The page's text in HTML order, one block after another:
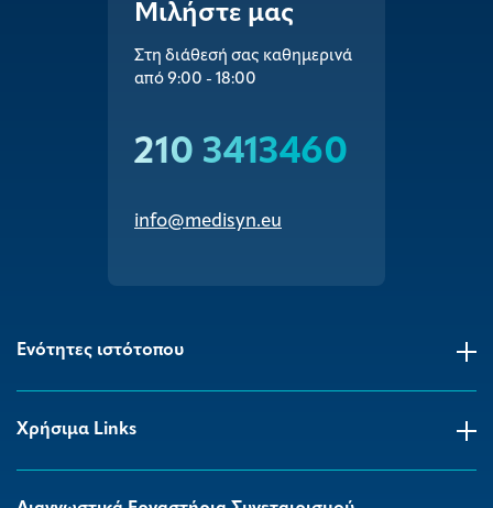
Μιλήστε μας
Στη διάθεσή σας καθημερινά
από 9:00 - 18:00
210 3413460
info@medisyn.eu
Ενότητες ιστότοπου
Χρήσιμα Links